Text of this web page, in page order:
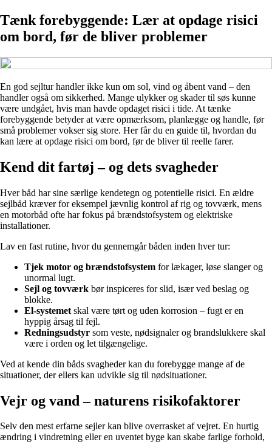
Tænk forebyggende: Lær at opdage risici
om bord, før de bliver problemer
En god sejltur handler ikke kun om sol, vind og åbent vand – den
handler også om sikkerhed. Mange ulykker og skader til søs kunne
være undgået, hvis man havde opdaget risici i tide. At tænke
forebyggende betyder at være opmærksom, planlægge og handle, før
små problemer vokser sig store. Her får du en guide til, hvordan du
kan lære at opdage risici om bord, før de bliver til reelle farer.
Kend dit fartøj – og dets svagheder
Hver båd har sine særlige kendetegn og potentielle risici. En ældre
sejlbåd kræver for eksempel jævnlig kontrol af rig og tovværk, mens
en motorbåd ofte har fokus på brændstofsystem og elektriske
installationer.
Lav en fast rutine, hvor du gennemgår båden inden hver tur:
Tjek motor og brændstofsystem for lækager, løse slanger og
unormal lugt.
Sejl og tovværk bør inspiceres for slid, især ved beslag og
blokke.
El-systemet skal være tørt og uden korrosion – fugt er en
hyppig årsag til fejl.
Redningsudstyr som veste, nødsignaler og brandslukkere skal
være i orden og let tilgængelige.
Ved at kende din båds svagheder kan du forebygge mange af de
situationer, der ellers kan udvikle sig til nødsituationer.
Vejr og vand – naturens risikofaktorer
Selv den mest erfarne sejler kan blive overrasket af vejret. En hurtig
ændring i vindretning eller en uventet byge kan skabe farlige forhold,